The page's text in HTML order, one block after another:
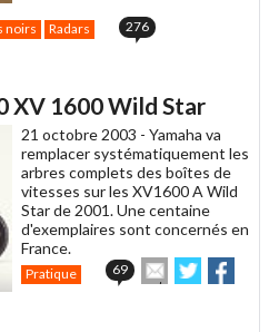
noirs Radars 276
XV 1600 Wild Star
21 octobre 2003 - Yamaha va
remplacer systématiquement les
arbres complets des boîtes de
vitesses sur les XV1600 A Wild
Star de 2001. Une centaine
d'exemplaires sont concernés en
France.
Pratique 69
Envoyer
cet
Partager
sur sur